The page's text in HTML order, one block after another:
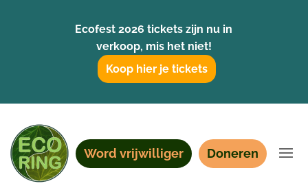
Ecofest 2026 tickets zijn nu in
verkoop, mis het niet!
Koop hier je tickets
Word vrijwilliger Doneren